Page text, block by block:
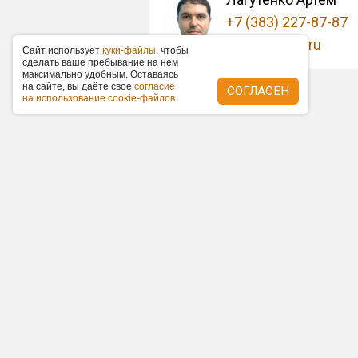
+7 (383) 227-87-87
info@om-54.ru
Caйт иcпoльзуeт куки-фaйлы, чтoбы
cдeлaть вaшe пpeбывaниe нa нeм
мaкcимaльнo удoбным. Ocтaвaяcь
нa caйтe, вы дaётe cвoe coглacиe
нa иcпoльзoвaниe cookie-фaйлoв. СОГЛАСЕН